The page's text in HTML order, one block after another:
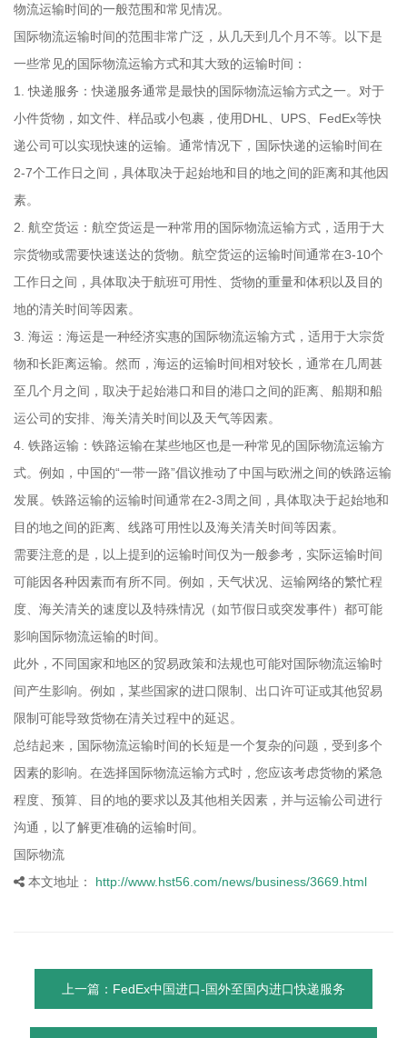
物流运输时间的一般范围和常见情况。
国际物流运输时间的范围非常广泛，从几天到几个月不等。以下是
一些常见的国际物流运输方式和其大致的运输时间：
1. 快递服务：快递服务通常是最快的国际物流运输方式之一。对于
小件货物，如文件、样品或小包裹，使用DHL、UPS、FedEx等快
递公司可以实现快速的运输。通常情况下，国际快递的运输时间在
2-7个工作日之间，具体取决于起始地和目的地之间的距离和其他因
素。
2. 航空货运：航空货运是一种常用的国际物流运输方式，适用于大
宗货物或需要快速送达的货物。航空货运的运输时间通常在3-10个
工作日之间，具体取决于航班可用性、货物的重量和体积以及目的
地的清关时间等因素。
3. 海运：海运是一种经济实惠的国际物流运输方式，适用于大宗货
物和长距离运输。然而，海运的运输时间相对较长，通常在几周甚
至几个月之间，取决于起始港口和目的港口之间的距离、船期和船
运公司的安排、海关清关时间以及天气等因素。
4. 铁路运输：铁路运输在某些地区也是一种常见的国际物流运输方
式。例如，中国的“一带一路”倡议推动了中国与欧洲之间的铁路运输
发展。铁路运输的运输时间通常在2-3周之间，具体取决于起始地和
目的地之间的距离、线路可用性以及海关清关时间等因素。
需要注意的是，以上提到的运输时间仅为一般参考，实际运输时间
可能因各种因素而有所不同。例如，天气状况、运输网络的繁忙程
度、海关清关的速度以及特殊情况（如节假日或突发事件）都可能
影响国际物流运输的时间。
此外，不同国家和地区的贸易政策和法规也可能对国际物流运输时
间产生影响。例如，某些国家的进口限制、出口许可证或其他贸易
限制可能导致货物在清关过程中的延迟。
总结起来，国际物流运输时间的长短是一个复杂的问题，受到多个
因素的影响。在选择国际物流运输方式时，您应该考虑货物的紧急
程度、预算、目的地的要求以及其他相关因素，并与运输公司进行
沟通，以了解更准确的运输时间。
国际物流
本文地址：
http://www.hst56.com/news/business/3669.html
上一篇：FedEx中国进口-国外至国内进口快递服务